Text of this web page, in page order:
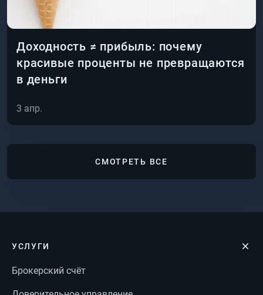
Доходность ≠ прибыль: почему
красивые проценты не превращаются
в деньги
3 апр.
СМОТРЕТЬ ВСЕ
УСЛУГИ
Брокерский счёт